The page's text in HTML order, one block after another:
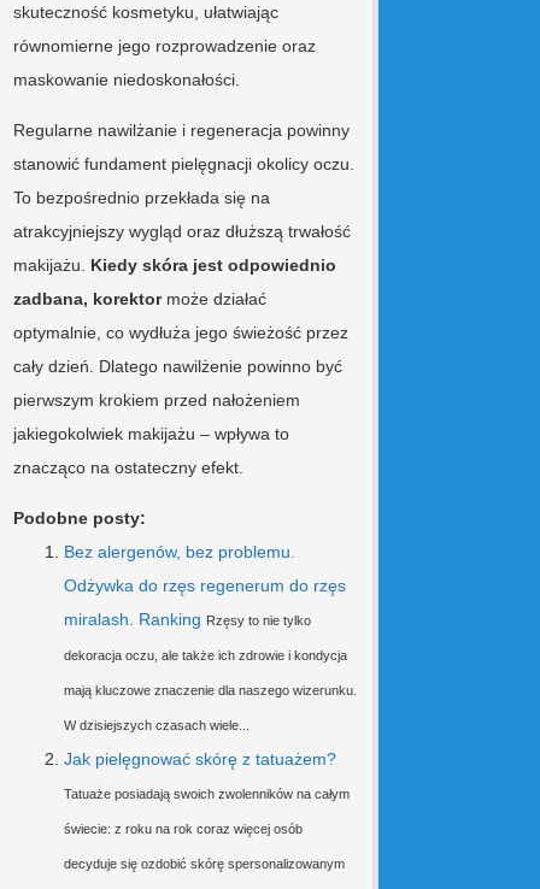
skuteczność kosmetyku, ułatwiając
równomierne jego rozprowadzenie oraz
maskowanie niedoskonałości.
Regularne nawilżanie i regeneracja powinny
stanowić fundament pielęgnacji okolicy oczu.
To bezpośrednio przekłada się na
atrakcyjniejszy wygląd oraz dłuższą trwałość
makijażu. Kiedy skóra jest odpowiednio
zadbana, korektormoże działać
optymalnie, co wydłuża jego świeżość przez
cały dzień. Dlatego nawilżenie powinno być
pierwszym krokiem przed nałożeniem
jakiegokolwiek makijażu – wpływa to
znacząco na ostateczny efekt.
Podobne posty:
Bez alergenów, bez problemu.
Odżywka do rzęs regenerum do rzęs
miralash. Ranking Rzęsy to nie tylko
dekoracja oczu, ale także ich zdrowie i kondycja
mają kluczowe znaczenie dla naszego wizerunku.
W dzisiejszych czasach wiele...
Jak pielęgnować skórę z tatuażem?
Tatuaże posiadają swoich zwolenników na całym
świecie: z roku na rok coraz więcej osób
decyduje się ozdobić skórę spersonalizowanym